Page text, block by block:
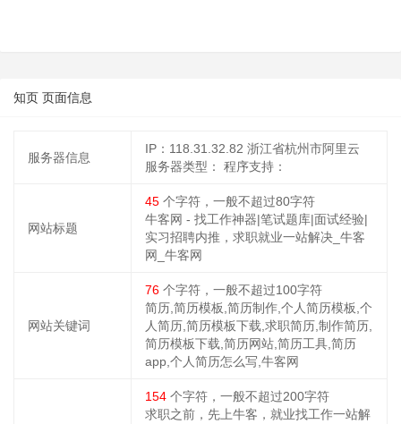
知页 页面信息
服务器信息
IP：118.31.32.82 浙江省杭州市阿里云
服务器类型：
程序支持：
网站标题
45 个字符，一般不超过80字符
牛客网 - 找工作神器|笔试题库|面试经验|
实习招聘内推，求职就业一站解决_牛客
网_牛客网
网站关键词
76 个字符，一般不超过100字符
简历,简历模板,简历制作,个人简历模板,个
人简历,简历模板下载,求职简历,制作简历,
简历模板下载,简历网站,简历工具,简历
app,个人简历怎么写,牛客网
154 个字符，一般不超过200字符
求职之前，先上牛客，就业找工作一站解